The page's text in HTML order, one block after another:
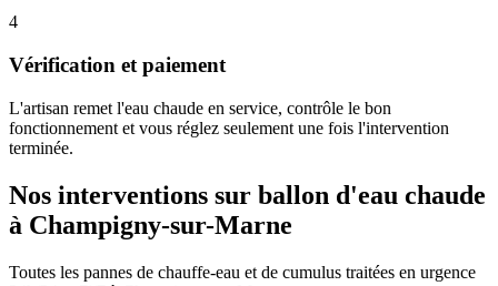
4
Vérification et paiement
L'artisan remet l'eau chaude en service, contrôle le bon
fonctionnement et vous réglez seulement une fois l'intervention
terminée.
Nos interventions sur ballon d'eau chaude
à Champigny-sur-Marne
Toutes les pannes de chauffe-eau et de cumulus traitées en urgence